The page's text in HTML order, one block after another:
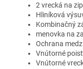
2 vrecká na
Hliníková
Kombinačný
menovka na
Ochrana
Vnútorné
Vnútorné